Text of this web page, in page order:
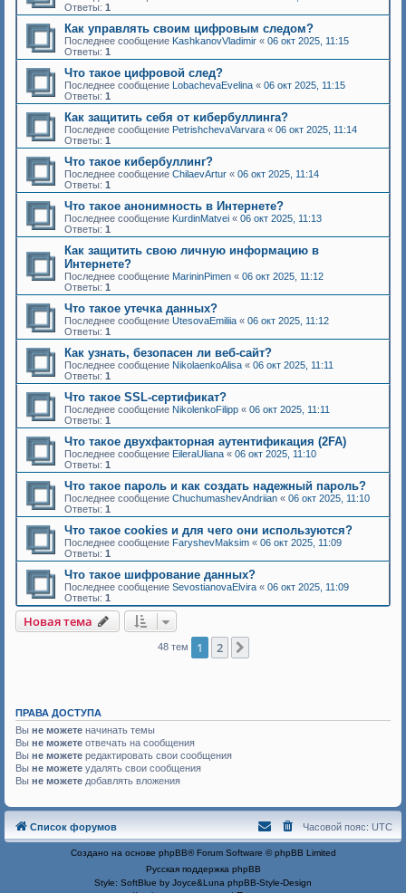
Ответы: 1
Как управлять своим цифровым следом?
Последнее сообщение KashkanovVladimir « 06 окт 2025, 11:15
Ответы: 1
Что такое цифровой след?
Последнее сообщение LobachevaEvelina « 06 окт 2025, 11:15
Ответы: 1
Как защитить себя от кибербуллинга?
Последнее сообщение PetrishchevaVarvara « 06 окт 2025, 11:14
Ответы: 1
Что такое кибербуллинг?
Последнее сообщение ChilaevArtur « 06 окт 2025, 11:14
Ответы: 1
Что такое анонимность в Интернете?
Последнее сообщение KurdinMatvei « 06 окт 2025, 11:13
Ответы: 1
Как защитить свою личную информацию в
Интернете?
Последнее сообщение MarininPimen « 06 окт 2025, 11:12
Ответы: 1
Что такое утечка данных?
Последнее сообщение UtesovaEmiliia « 06 окт 2025, 11:12
Ответы: 1
Как узнать, безопасен ли веб-сайт?
Последнее сообщение NikolaenkoAlisa « 06 окт 2025, 11:11
Ответы: 1
Что такое SSL-сертификат?
Последнее сообщение NikolenkoFilipp « 06 окт 2025, 11:11
Ответы: 1
Что такое двухфакторная аутентификация (2FA)
Последнее сообщение EileraUliana « 06 окт 2025, 11:10
Ответы: 1
Что такое пароль и как создать надежный пароль?
Последнее сообщение ChuchumashevAndriian « 06 окт 2025, 11:10
Ответы: 1
Что такое cookies и для чего они используются?
Последнее сообщение FaryshevMaksim « 06 окт 2025, 11:09
Ответы: 1
Что такое шифрование данных?
Последнее сообщение SevostianovaElvira « 06 окт 2025, 11:09
Ответы: 1
Новая тема
48 тем 1 2
ПРАВА ДОСТУПА
Вы не можете начинать темы
Вы не можете отвечать на сообщения
Вы не можете редактировать свои сообщения
Вы не можете удалять свои сообщения
Вы не можете добавлять вложения
Список форумов Часовой пояс: UTC
Создано на основе phpBB® Forum Software © phpBB Limited
Русская поддержка phpBB
Style: SoftBlue by Joyce&Luna phpBB-Style-Design